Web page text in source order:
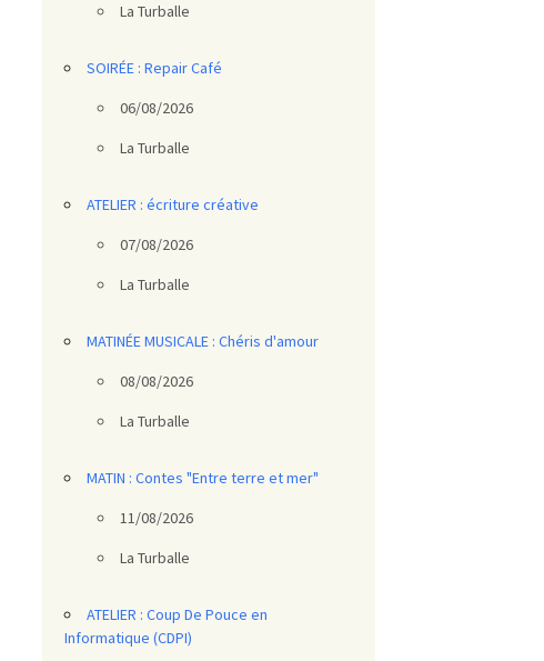
La Turballe
SOIRÉE : Repair Café
06/08/2026
La Turballe
ATELIER : écriture créative
07/08/2026
La Turballe
MATINÉE MUSICALE : Chéris d'amour
08/08/2026
La Turballe
MATIN : Contes "Entre terre et mer"
11/08/2026
La Turballe
ATELIER : Coup De Pouce en
Informatique (CDPI)